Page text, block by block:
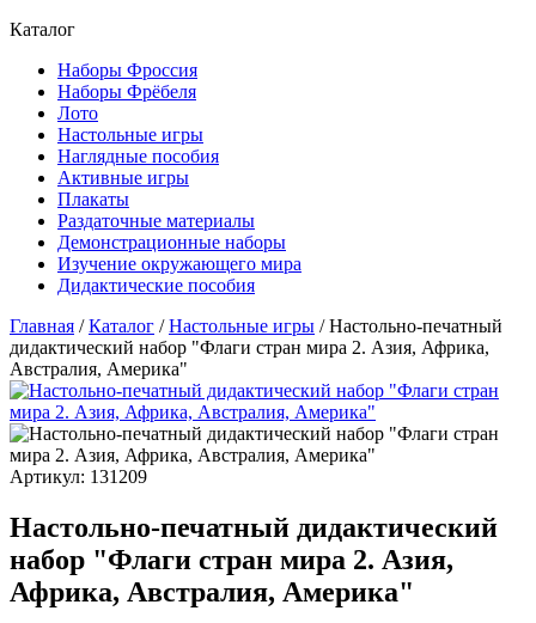
Каталог
Наборы Фроссия
Наборы Фрёбеля
Лото
Настольные игры
Наглядные пособия
Активные игры
Плакаты
Раздаточные материалы
Демонстрационные наборы
Изучение окружающего мира
Дидактические пособия
Главная /Каталог /Настольные игры /Настольно-печатный
дидактический набор "Флаги стран мира 2. Азия, Африка,
Австралия, Америка"
Артикул: 131209
Настольно-печатный дидактический
набор "Флаги стран мира 2. Азия,
Африка, Австралия, Америка"